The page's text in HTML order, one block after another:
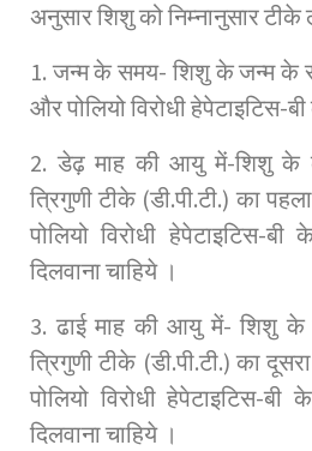
अनुसार शिशु को निम्नानुसार टीके
1. जन्म के समय- शिशु के जन्म के
और पोलियो विरोधी हेपेटाइटिस-
2. डेढ़ माह की आयु में-शिशु
त्रिगुणी टीके (डी.पी.टी.) का
पोलियो विरोधी हेपेटाइटिस-
दिलवाना चाहिये ।
3. ढाई माह की आयु में- शिशु
त्रिगुणी टीके (डी.पी.टी.) का
पोलियो विरोधी हेपेटाइटिस-
दिलवाना चाहिये ।